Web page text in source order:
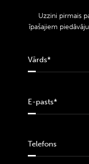
Uzzini pirmais
īpašajiem